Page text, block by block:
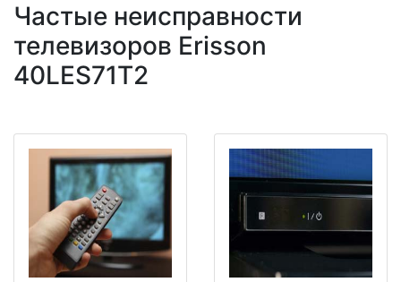
Частые неисправности
телевизоров Erisson
40LES71T2